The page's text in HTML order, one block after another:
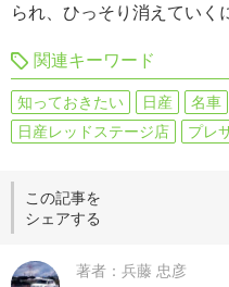
られ、ひっそり消えていく
関連キーワード
知っておきたい 日産 名車
日産レッドステージ店
プレ
この記事を
シェアする
著者：兵藤 忠彦